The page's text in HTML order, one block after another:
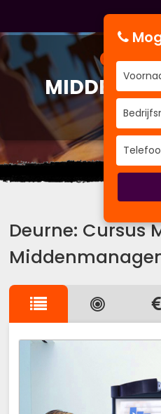
Uit het
Deurne: Cursus